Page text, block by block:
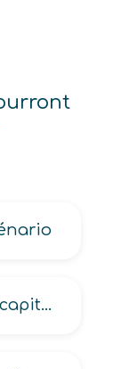
Conseiller en gestion (de capitaux, de fortune, de patrimoine financier)